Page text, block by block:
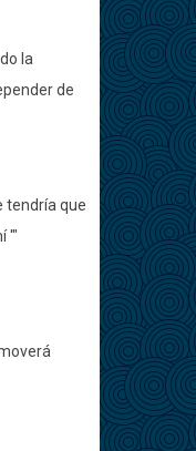
la
de
tendría que
'"